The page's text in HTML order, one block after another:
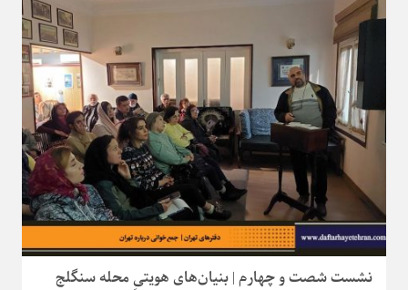
نشست شصت و چهارم | بنیان‌های هویتیِ محله سنگلج